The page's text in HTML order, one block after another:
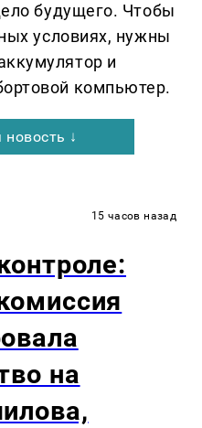
будущего. Чтобы
условиях, нужны
и
компьютер.
↓
15 часов назад
на